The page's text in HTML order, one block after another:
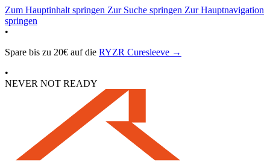
Zum Hauptinhalt springen Zur Suche springen Zur Hauptnavigation
springen
•
Spare bis zu 20€ auf die RYZR Curesleeve →
•
NEVER NOT READY